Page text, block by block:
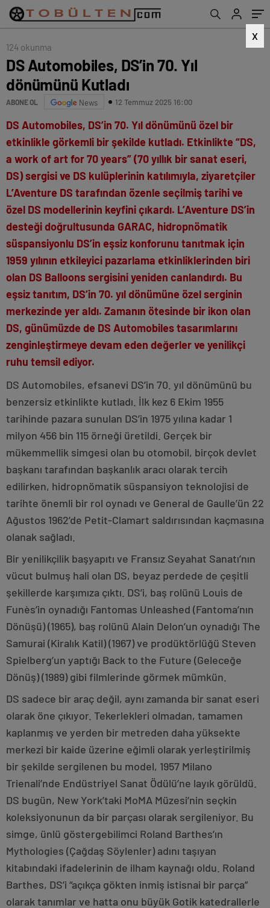
X
124 okunma
DS Automobiles, DS’in 70. Yıl
dönümünü Kutladı
ABONE OL News 12 Temmuz 2025 16:00
DS Automobiles, DS’in 70. Yıl dönümünü özel bir
etkinlikle görkemli bir şekilde kutladı. Etkinlikte “DS,
a work of art for 70 years” (70 yıllık bir sanat eseri,
DS) sergisi ve DS kulüplerinin katılımıyla, ziyaretçiler
L’Aventure DS tarafından özenle seçilmiş tarihi ve
özel DS modellerinin keyfini çıkardı. L’Aventure DS’in
desteği doğrultusunda GARAC, hidropnömatik
süspansiyonlu DS’in eşsiz konforunu tanıtmak için
1959 yılının etkileyici pazarlama etkinliklerinden biri
olan DS Balloons sergisini yeniden canlandırdı. Bu
eşsiz tanıtım, DS’in 70. yıl dönümüne özel serginin
merkezinde yer aldı. Zamanın ötesinde bir ikon olan
DS, günümüzde de DS Automobiles tasarımlarını
zenginleştirmeye devam eden değerler ve yenilikçi
ruhu temsil ediyor.
DS Automobiles, efsanevi DS’in 70. yıl dönümünü bu
benzersiz etkinlikte kutladı. İlk kez 6 Ekim 1955
tarihinde pazara sunulan DS’in 1975 yılına kadar 1
milyon 456 bin 115 örneği üretildi. Gerçek bir
mükemmellik simgesi olan bu otomobil, birçok devlet
başkanı tarafından başkanlık aracı olarak tercih
edilirken, hidropnömatik süspansiyon teknolojisi de
tarihte önemli bir rol oynadı ve General de Gaulle’ün 22
Ağustos 1962’de Petit-Clamart saldırısından kaçmasına
olanak sağladı.
Bir yenilikçilik başyapıtı ve Fransız Seyahat Sanatı’nın
vücut bulmuş hali olan DS, beyaz perdede de çeşitli
şekillerde karşımıza çıktı. DS’i, baş rolünü Louis de
Funès’in oynadığı Fantomas Unleashed (Fantoma’nın
Dönüşü) (1965), baş rolünü Alain Delon’un oynadığı The
Samurai (Kiralık Katil) (1967) ve prodüktörlüğü Steven
Spielberg’un yaptığı Back to the Future (Geleceğe
Dönüş) (1989) gibi filmlerinde görmek mümkün.
DS sadece bir araç değil, aynı zamanda bir sanat eseri
olarak öne çıkıyor. Tekerlekleri olmadan, tamamen
kaplanmış ve yerden bir metreden daha yüksekte
merkezi bir kaide üzerine eğimli olarak yerleştirilmiş
bir şekilde sergilenen bu model, 1957 Milano
Trienali’nde Endüstriyel Sanat Ödülü’ne layık görüldü.
DS bugün, New York’taki MoMA Müzesi’nin seçkin
koleksiyonunun da bir parçası olarak sergileniyor. Bu
simge, ünlü göstergebilimci Roland Barthes’ın
Mythologies (Çağdaş Söylenler) adını taşıyan
kitabındaki ifadelerinin de ilham kaynağı oldu. Roland
Barthes, DS’i “açıkça gökten inmiş istisnai bir parça”
olarak tanımlar ve hatta onu büyük Gotik katedrallerle